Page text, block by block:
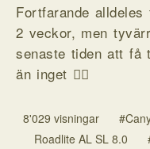
Fortfarande
2 veckor, men
senaste tiden att få
än inget 🤷‍♂️
8'029 visningar
Roadlite AL SL 8.0